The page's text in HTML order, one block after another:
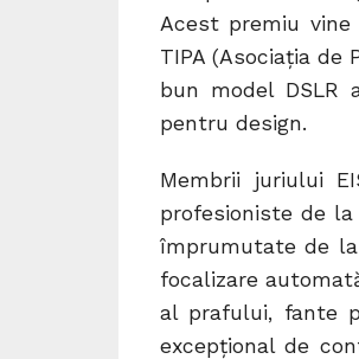
Acest premiu
TIPA (Asociaţia de
bun model DSLR
pentru design.
Membrii juriului
profesioniste de
împrumutate de la
focalizare
al prafului, fante
excepţional de